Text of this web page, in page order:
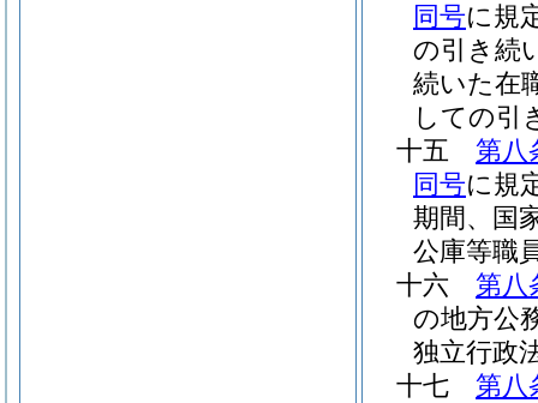
同号に規
の引き続
続いた在
しての引
十五
第八
同号に規
期間、国
公庫等職
十六
第八
の地方公
独立行政
十七
第八